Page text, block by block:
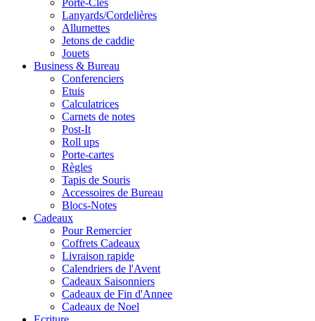
Porte-Clés
Lanyards/Cordelières
Allumettes
Jetons de caddie
Jouets
Business & Bureau
Conferenciers
Etuis
Calculatrices
Carnets de notes
Post-It
Roll ups
Porte-cartes
Règles
Tapis de Souris
Accessoires de Bureau
Blocs-Notes
Cadeaux
Pour Remercier
Coffrets Cadeaux
Livraison rapide
Calendriers de l'Avent
Cadeaux Saisonniers
Cadeaux de Fin d'Annee
Cadeaux de Noel